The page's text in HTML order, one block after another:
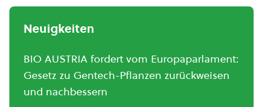
Neuigkeiten
BIO AUSTRIA fordert vom Europaparlament:
Gesetz zu Gentech-Pflanzen zurückweisen
und nachbessern